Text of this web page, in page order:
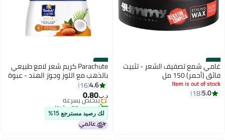
#31
غامي شمع تصفيف الشعر - تثبيت
فائق (أحمر) 150 مل
Item is out of stock
5.0
18
#32 Parachute كريم شعر لامع طبيعي
بالذهب مع اللوز وجوز الهند - عبوة
من 24.6
16
د.ب‏0.80
بتخلّص بسرعة
تم بيع +50 مؤخرًا
بتخلّص بسرعة
لك رصيد مسترجع 15%